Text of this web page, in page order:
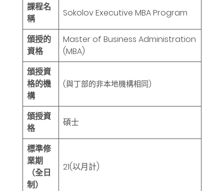
課程名
稱
Sokolov Executive MBA Program
頒授的
資格
Master of Business Administration
(MBA)
頒授資
格的機
構
(與丁部的非本地機構相同)
頒授資
格
碩士
標準修
業期
（全日
制）
21(以月計)